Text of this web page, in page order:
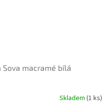
Sova macramé bílá
Skladem (1 ks)